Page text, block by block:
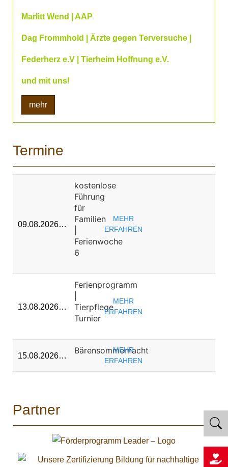
Marlitt Wend | AAP
Dag Frommhold | Ärzte gegen Terversuche |
Federherz e.V | Tierheim Hoffnung e.V.
und mit uns!
mehr
Termine
09.08.2026…
kostenlose
Führung
für
Familien
Ferienwoche
6
MEHR
ERFAHREN
13.08.2026…
Ferienprogramm
Tierpflege
Turnier
MEHR
ERFAHREN
15.08.2026… Bärensommernacht
MEHR
ERFAHREN
Partner